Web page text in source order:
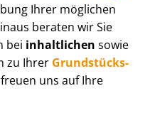
Ihrer möglichen
beraten wir Sie
bei inhaltlichen sowie
zu Ihrer Grund­stücks­
uns auf Ihre